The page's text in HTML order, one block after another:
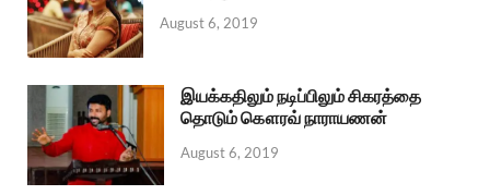
August 6, 2019
இயக்கதிலும் நடிப்பிலும் சிகரத்தை
தொடும் கௌரவ் நாராயணன்
August 6, 2019